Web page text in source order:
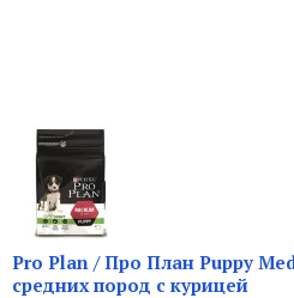
Pro Plan / Про План Puppy
средних пород с курицей